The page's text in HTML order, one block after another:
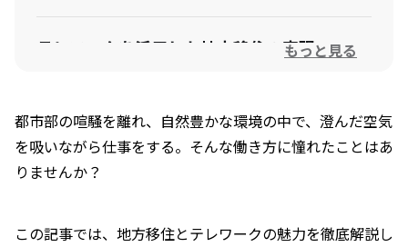
テレワークを活用した地方移住の実現
成功する地方移住とテレワークのポイント
1.移住先のリサーチ
2.働き方の見直し
もっと見る
都市部の喧騒を離れ、自然豊かな環境の中で、澄んだ空気
を吸いながら仕事をする。そんな働き方に憧れたことはあ
りませんか？
この記事では、地方移住とテレワークの魅力を徹底解説し